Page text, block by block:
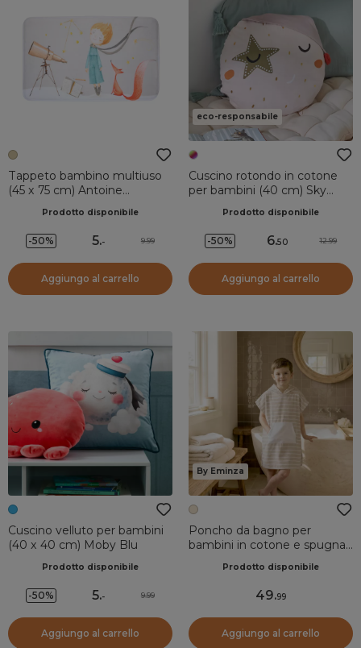
Tappeto bambino multiuso
(45 x 75 cm) Antoine
Prodotto disponibile
-50% 5.- 9.99
Aggiungo al carrello
eco-responsabile
Cuscino rotondo in cotone
per bambini (40 cm) Sky
Prodotto disponibile
-50% 6.50 12.99
Aggiungo al carrello
Cuscino velluto per bambini
(40 x 40 cm) Moby Blu
Prodotto disponibile
-50% 5.- 9.99
Aggiungo al carrello
By Eminza
Poncho da bagno per
bambini in cotone e spugna
Prodotto disponibile
49.99
Aggiungo al carrello